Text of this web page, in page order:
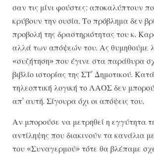
σαν τις μίνι φούστες: αποκαλύπτουν
κρύβουν την ουσία. Το πρόβλημα δεν
προβολή της δραστηριότητας του κ.
αλλά των απόψεών του. Ας θυμηθούμε
«συζήτηση» που έγινε στα παράθυρα
βιβλίο ιστορίας της ΣΤ’ Δημοτικού.
τηλεοπτική λογική το ΛΑΟΣ δεν
απ’ αυτή. Σίγουρα όχι οι απόψεις του.
Αν μπορούσε να μετρηθεί η εγγύτητα
αντίληψης που διακινούν τα κανάλια
του «Συναγερμού» τότε θα βλέπαμε